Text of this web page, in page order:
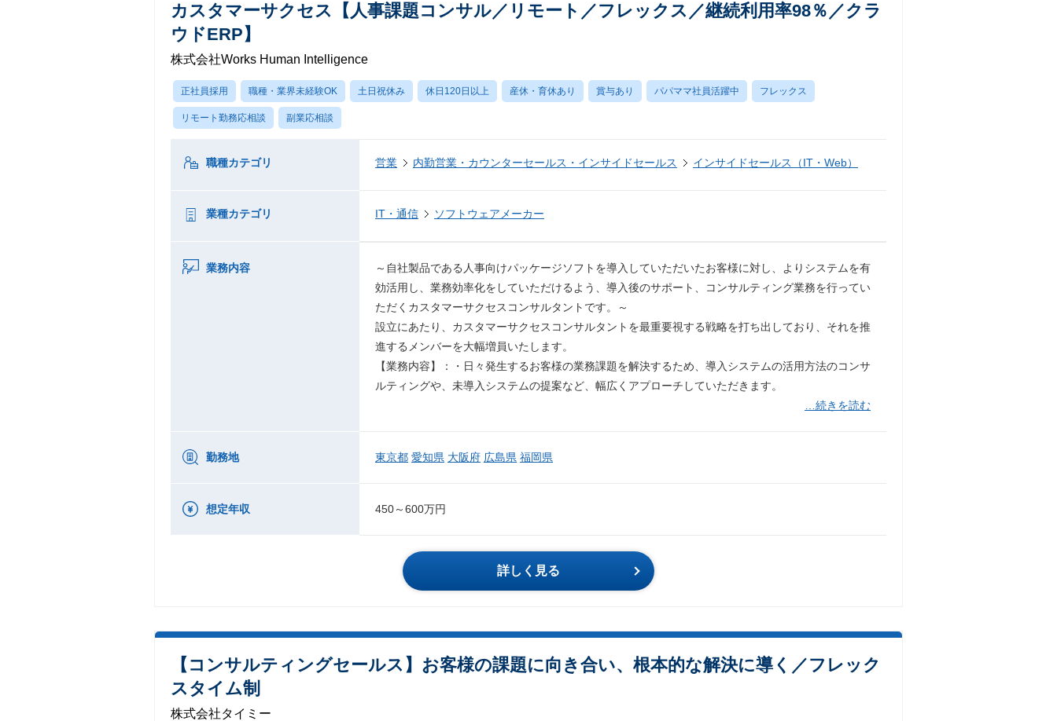
カスタマーサクセス【人事課題コンサル／リモート／フレックス／継続利用率98％／クラ
ウドERP】
株式会社Works Human Intelligence
正社員採用 職種・業界未経験OK 土日祝休み 休日120日以上 産休・育休あり 賞与あり パパママ社員活躍中 フレックス
リモート勤務応相談 副業応相談
職種カテゴリ 営業 内勤営業・カウンターセールス・インサイドセールス インサイドセールス（IT・Web）
業種カテゴリ IT・通信 ソフトウェアメーカー
業務内容
～自社製品である人事向けパッケージソフトを導入していただいたお客様に対し、よりシステムを有
効活用し、業務効率化をしていただけるよう、導入後のサポート、コンサルティング業務を行ってい
ただくカスタマーサクセスコンサルタントです。～
設立にあたり、カスタマーサクセスコンサルタントを最重要視する戦略を打ち出しており、それを推
進するメンバーを大幅増員いたします。
【業務内容】：・日々発生するお客様の業務課題を解決するため、導入システムの活用方法のコンサ
ルティングや、未導入システムの提案など、幅広くアプローチしていただきます。
…続きを読む
勤務地 東京都 愛知県 大阪府 広島県 福岡県
想定年収 450～600万円
詳しく見る
【コンサルティングセールス】お客様の課題に向き合い、根本的な解決に導く／フレック
スタイム制
株式会社タイミー